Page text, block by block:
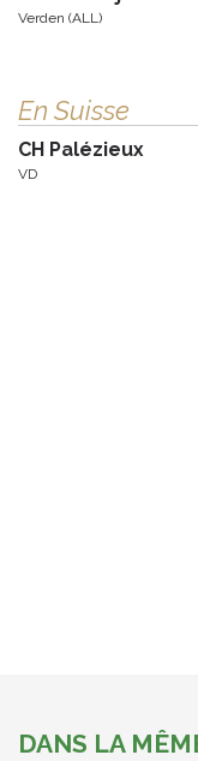
Verden (ALL)
En Suisse
CH Palézieux
VD
DANS LA